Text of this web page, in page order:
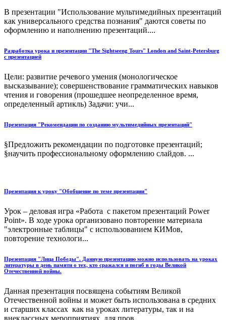
В презентации "Использование мультимедийных презентаций
как универсального средства познания" даются советы по
оформлению и наполнению презентаций....
Разработка урока и презентации "The Sightseeng Tours" London and Saint-Petersburg
c презентацией
Цели: развитие речевого умения (монологическое
высказывание); совершенствование грамматических навыков
чтения и говорения (прошедшее неопределенное время,
определенный артикль) Задачи: учи...
Презентация "Рекомендации по созданию мультимедийных презентаций"
§Предложить рекомендации по подготовке презентаций;
§научить профессиональному оформлению слайдов. ...
Презентация к уроку "Обобщение по теме презентации"
Урок – деловая игра «Работа с пакетом презентаций Power
Point». В ходе урока организовано повторение материала
"электронные таблицы" с использованием КИМов,
повторение технологи...
Презентация "Лица Победы". Данную презентацию можно использовать на уроках
литературы в день памяти о тех, кто сражался и погиб в годы Великой
Отечественной войны.
Данная презентация посвящена событиям Великой
Отечественной войны и может быть использована в средних
и старших классах как на уроках литературы, так и на